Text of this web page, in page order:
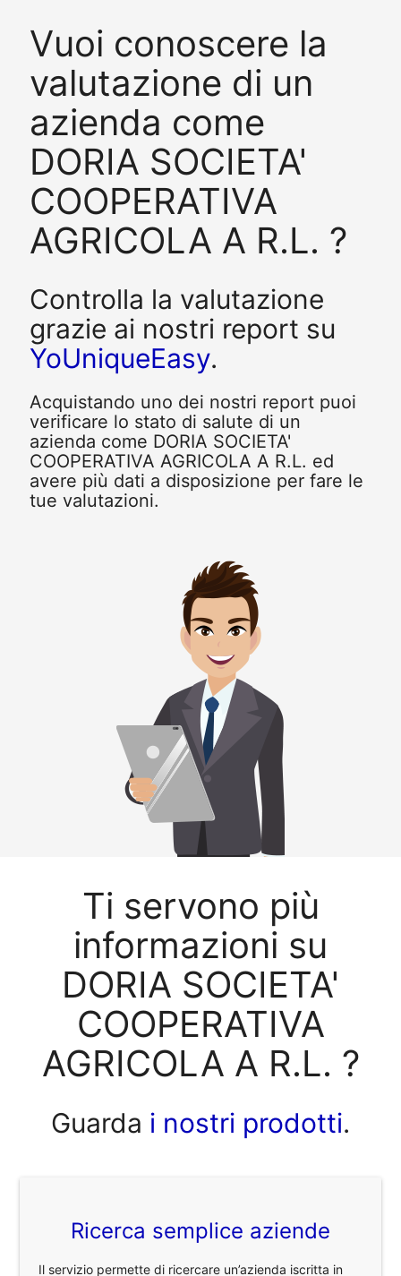
Vuoi conoscere la
valutazione di un
azienda come
DORIA SOCIETA'
COOPERATIVA
AGRICOLA A R.L. ?
Controlla la valutazione
grazie ai nostri report su
YoUniqueEasy.
Acquistando uno dei nostri report puoi
verificare lo stato di salute di un
azienda come DORIA SOCIETA'
COOPERATIVA AGRICOLA A R.L. ed
avere più dati a disposizione per fare le
tue valutazioni.
Ti servono più
informazioni su
DORIA SOCIETA'
COOPERATIVA
AGRICOLA A R.L. ?
Guarda i nostri prodotti.
Ricerca semplice aziende
Il servizio permette di ricercare un’azienda iscritta in